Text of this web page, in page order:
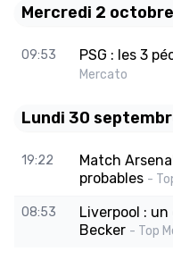
Mercredi 2
09:53 PSG : les 3
Mercato
Lundi 30
19:22
Match
probables -
08:53
Liverpool :
Becker - Top